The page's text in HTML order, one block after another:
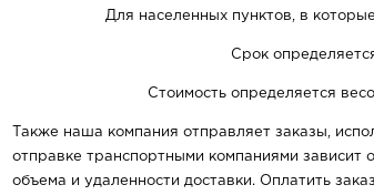
Для населенных пунктов, в
Срок
Стоимость определяется
Также наша компания отправляет заказы,
отправке транспортными компаниями зависит
объема и удаленности доставки. Оплатить